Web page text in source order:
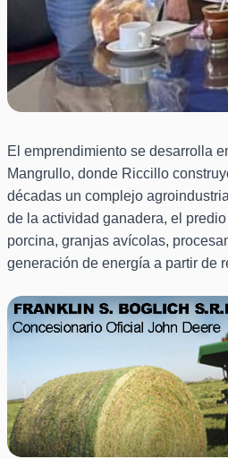
El emprendimiento se desarrolla
Mangrullo, donde Riccillo
décadas un complejo
de la actividad ganadera, el
porcina, granjas avícolas,
generación de energía a partir de